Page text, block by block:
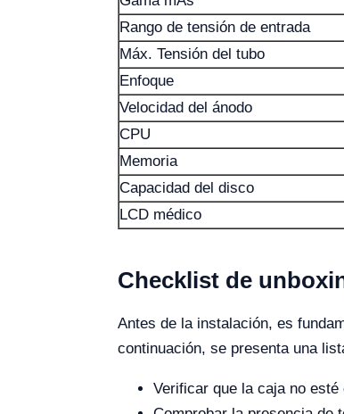
Rango de tensión de entrada
Máx. Tensión del tubo
Enfoque
Velocidad del ánodo
CPU
Memoria
Capacidad del disco
LCD médico
Checklist de
Antes de la instalación, es
continuación, se presenta una
Verificar que la caja no esté